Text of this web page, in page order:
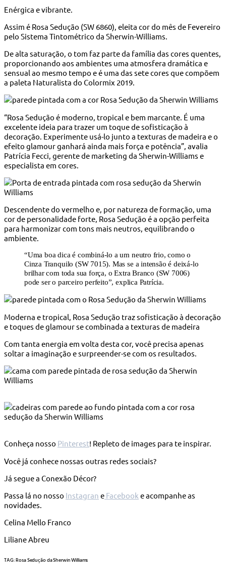
Enérgica e vibrante.
Assim é Rosa Sedução (SW 6860), eleita cor do mês de Fevereiro
pelo Sistema Tintométrico da Sherwin-Williams.
De alta saturação, o tom faz parte da família das cores quentes,
proporcionando aos ambientes uma atmosfera dramática e
sensual ao mesmo tempo e é uma das sete cores que compõem
a paleta Naturalista do Colormix 2019.
“Rosa Sedução é moderno, tropical e bem marcante. É uma
excelente ideia para trazer um toque de sofisticação à
decoração. Experimente usá-lo junto a texturas de madeira e o
efeito glamour ganhará ainda mais força e potência”, avalia
Patrícia Fecci, gerente de marketing da Sherwin-Williams e
especialista em cores.
Descendente do vermelho e, por natureza de formação, uma
cor de personalidade forte, Rosa Sedução é a opção perfeita
para harmonizar com tons mais neutros, equilibrando o
ambiente.
“Uma boa dica é combiná-lo a um neutro frio, como o
Cinza Tranquilo (SW 7015). Mas se a intensão é deixá-lo
brilhar com toda sua força, o Extra Branco (SW 7006)
pode ser o parceiro perfeito”, explica Patrícia.
Moderna e tropical, Rosa Sedução traz sofisticação à decoração
e toques de glamour se combinada a texturas de madeira
Com tanta energia em volta desta cor, você precisa apenas
soltar a imaginação e surpreender-se com os resultados.
Conheça nosso Pinterest! Repleto de images para te inspirar.
Você já conhece nossas outras redes sociais?
Já segue a Conexão Décor?
Passa lá no nosso Instagran e Facebook e acompanhe as
novidades.
Celina Mello Franco
Liliane Abreu
TAG: Rosa Sedução da Sherwin Williams